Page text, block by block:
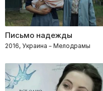
Письмо надежды
2016, Украина – Мелодрамы